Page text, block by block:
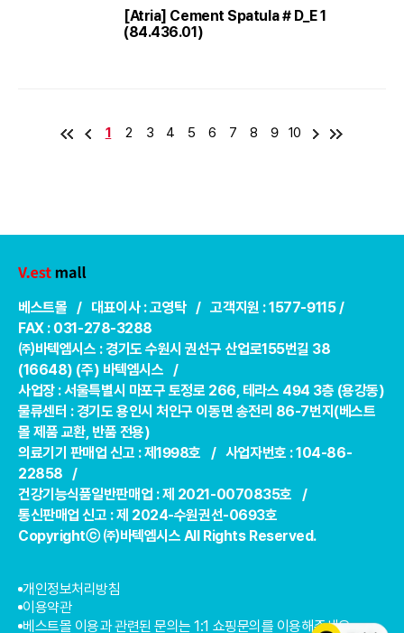
[Atria] Cement Spatula # D_E 1
(84.436.01)
1 2 3 4 5 6 7 8 9 10
베스트몰 / 대표이사 : 고영탁 / 고객지원 : 1577-9115 /
FAX : 031-278-3288
㈜바텍엠시스 : 경기도 수원시 권선구 산업로155번길 38
(16648) (주) 바텍엠시스 /
사업장 : 서울특별시 마포구 토정로 266, 테라스 494 3층 (용강동)
물류센터 : 경기도 용인시 처인구 이동면 송전리 86-7번지(베스트
몰 제품 교환, 반품 전용)
의료기기 판매업 신고 : 제1998호 / 사업자번호 : 104-86-
22858 /
건강기능식품일반판매업 : 제 2021-0070835호 /
통신판매업 신고 : 제 2024-수원권선-0693호
Copyrightⓒ ㈜바텍엠시스 All Rights Reserved.
개인정보처리방침
이용약관
베스트몰 이용과 관련된 문의는 1:1 쇼핑문의를 이용해주세요.